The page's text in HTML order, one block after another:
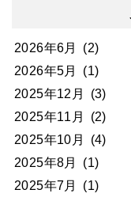
2026年6月
(2)
2026年5月
(1)
2025年12月
(3)
2025年11月
(2)
2025年10月
(4)
2025年8月
(1)
2025年7月
(1)